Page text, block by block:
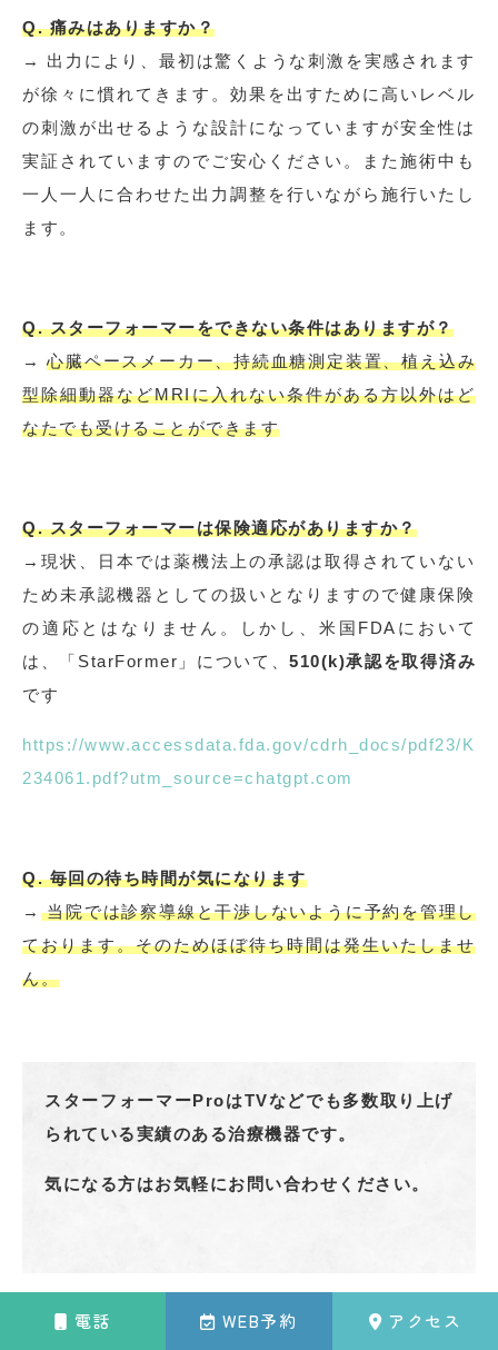
電話 WEB予約 アクセス
Q. 痛みはありますか？
→ 出力により、最初は驚くような刺激を実感されます
が徐々に慣れてきます。効果を出すために高いレベル
の刺激が出せるような設計になっていますが安全性は
実証されていますのでご安心ください。また施術中も
一人一人に合わせた出力調整を行いながら施行いたし
ます。
Q. スターフォーマーをできない条件はありますが？
→心臓ペースメーカー、持続血糖測定装置、植え込み
型除細動器などMRIに入れない条件がある方以外はど
なたでも受けることができます
Q. スターフォーマーは保険適応がありますか？
→現状、日本では薬機法上の承認は取得されていない
ため未承認機器としての扱いとなりますので健康保険
の適応とはなりません。しかし、米国FDAにおいて
は、「StarFormer」について、510(k)承認を取得済み
です
https://www.accessdata.fda.gov/cdrh_docs/pdf23/K
234061.pdf?utm_source=chatgpt.com
Q. 毎回の待ち時間が気になります
→ 当院では診察導線と干渉しないように予約を管理し
ております。そのためほぼ待ち時間は発生いたしませ
ん。
スターフォーマーProはTVなどでも多数取り上げ
られている実績のある治療機器です。
気になる方はお気軽にお問い合わせください。